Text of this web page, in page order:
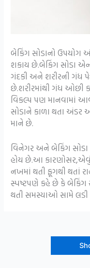
બેકિંગ સોડાનો ઉપયોગ
શકાય છે.બેકિંગ સોડા
ગંદકી અને શરીરની ગંધ
છે.શરીરમાંથી ગંધ ઓછી
વિકલ્પ પણ માનવામાં
સોડાને કાળા થતા અંડર
માને છે.
વિનેગર અને બેકિંગ
હોય છે.આ
નખમાં થતી ફૂગથી થતાં
સ્પષ્ટપણે કહે છે કે બેકિંગ
થતી સમસ્યાઓ સામે